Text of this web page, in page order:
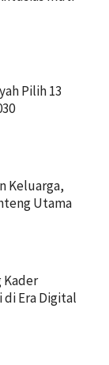
Pilih 13
Keluarga,
Utama
Kader
di Era Digital